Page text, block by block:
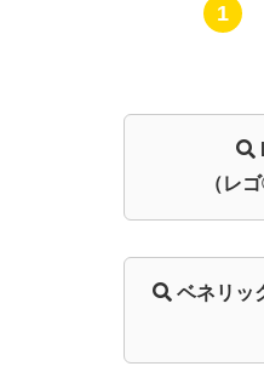
1
（レ
ベネリッ